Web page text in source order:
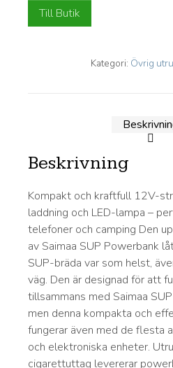
Till Butik
Kategori: Övrig
Beskrivning
Kompakt och kraftfull 12V-
laddning och LED-lampa –
telefoner och camping Den
av Saimaa SUP Powerbank
SUP-bräda var som helst,
väg. Den är designad för att
tillsammans med Saimaa
men denna kompakta och
fungerar även med de flesta
och elektroniska enheter.
cigarettuttag levererar